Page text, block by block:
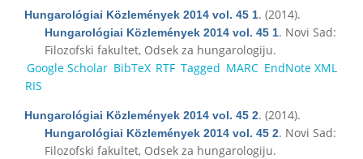
Hungarológiai Közlemények 2014 vol. 45 1. (2014).
Hungarológiai Közlemények 2014 vol. 45 1. Novi Sad:
Filozofski fakultet, Odsek za hungarologiju.
Google Scholar BibTeX RTF Tagged MARC EndNote XML
RIS
Hungarológiai Közlemények 2014 vol. 45 2. (2014).
Hungarológiai Közlemények 2014 vol. 45 2. Novi Sad:
Filozofski fakultet, Odsek za hungarologiju.